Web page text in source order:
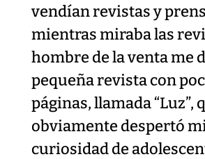
vendían revistas y
mientras miraba las
hombre de la venta me
pequeña revista con
páginas, llamada “Luz”,
obviamente despertó
curiosidad de